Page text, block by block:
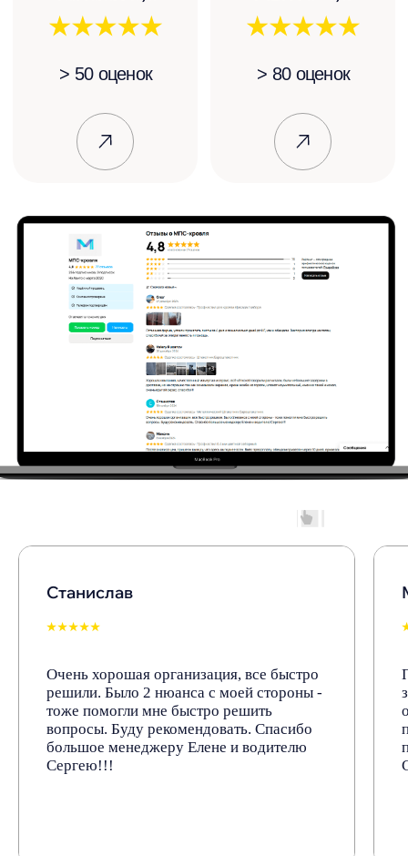
Станислав
⭑⭑⭑⭑⭑
Очень хорошая организация, все быстро
решили. Было 2 нюанса с моей стороны -
тоже помогли мне быстро решить
вопросы. Буду рекомендовать. Спасибо
большое менеджеру Елене и водителю
Сергею!!!
Ответы на часто
задаваемые вопросы
+7 (953) 105-09-99
Остались вопросы?
info@mps.city
WhatsApp